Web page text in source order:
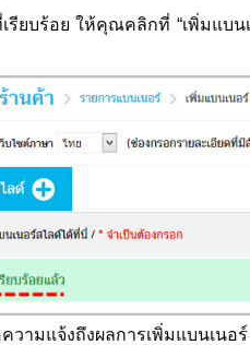
ยบร้อย ให้คุณคลิกที่ “เพิ่มแบน
วามแจ้งถึงผลการเพิ่มแบนเนอร์